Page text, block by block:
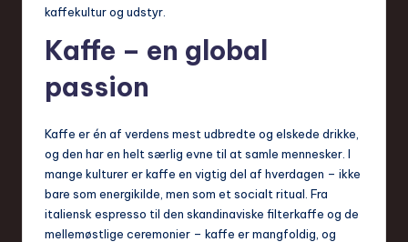
kaffekultur og udstyr.
Kaffe – en global
passion
Kaffe er én af verdens mest udbredte og elskede drikke,
og den har en helt særlig evne til at samle mennesker. I
mange kulturer er kaffe en vigtig del af hverdagen – ikke
bare som energikilde, men som et socialt ritual. Fra
italiensk espresso til den skandinaviske filterkaffe og de
mellemøstlige ceremonier – kaffe er mangfoldig, og